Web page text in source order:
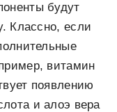
будут
Классно, если
витамин
появлению
и алоэ вера